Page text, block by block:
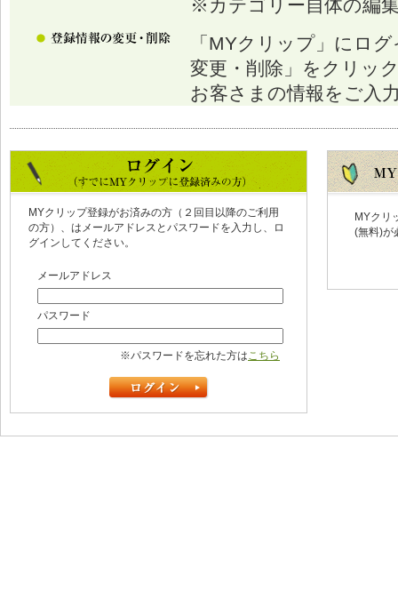
※カテゴリー自体の編
「MYクリップ」にロ
変更・削除」をクリッ
お客さまの情報をご入
MYクリップ登録がお済みの方（２回目以降のご利用
の方）、はメールアドレスとパスワードを入力し、ロ
グインしてください。
メールアドレス
パスワード
※パスワードを忘れた方はこちら
MYクリ
(無料)が